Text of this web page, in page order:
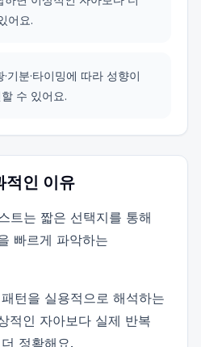
어요.
기분·타이밍에 따라 성향이
수 있어요.
적인 이유
트는 짧은 선택지를 통해
빠르게 파악하는
턴을 실용적으로 해석하는
적인 자아보다 실제 반복
정확해요.